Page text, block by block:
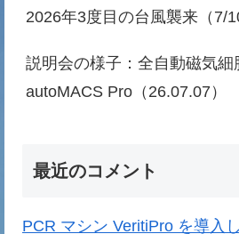
2026年3度目の台風襲来（7/
説明会の様子：全自動磁気細
autoMACS Pro（26.07.07）
最近のコメント
PCR マシン VeritiPro を導入